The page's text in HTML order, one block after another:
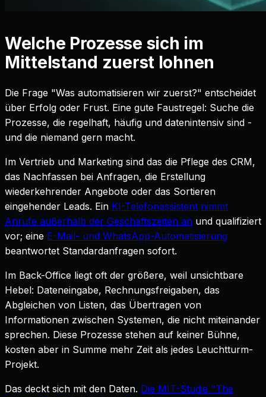
Welche Prozesse sich im
Mittelstand zuerst lohnen
Die Frage "Was automatisieren wir zuerst?" entscheidet
über Erfolg oder Frust. Eine gute Faustregel: Suche die
Prozesse, die regelhaft, häufig und datenintensiv sind -
und die niemand gern macht.
Im Vertrieb und Marketing sind das die Pflege des CRM,
das Nachfassen bei Anfragen, die Erstellung
wiederkehrender Angebote oder das Sortieren
eingehender Leads. Ein KI-Telefonassistent nimmt
Anrufe außerhalb der Geschäftszeiten an und qualifiziert
vor; eine E-Mail- und WhatsApp-Automatisierung
beantwortet Standardanfragen sofort.
Im Back-Office liegt oft der größere, weil unsichtbare
Hebel: Dateneingabe, Rechnungsfreigaben, das
Abgleichen von Listen, das Übertragen von
Informationen zwischen Systemen, die nicht miteinander
sprechen. Diese Prozesse stehen auf keiner Bühne,
kosten aber in Summe mehr Zeit als jedes Leuchtturm-
Projekt.
Das deckt sich mit den Daten. Die MIT-Studie "The